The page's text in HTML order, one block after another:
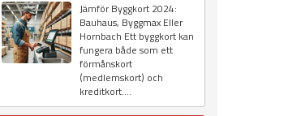
Jämför Byggkort 2024:
Bauhaus, Byggmax Eller
Hornbach Ett byggkort kan
fungera både som ett
förmånskort
(medlemskort) och
kreditkort....